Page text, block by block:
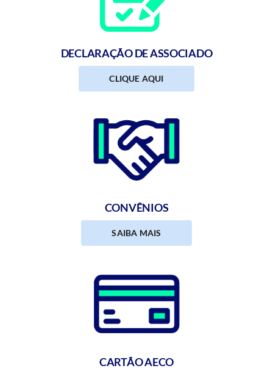
DECLARAÇÃO DE ASSOCIADO
CLIQUE AQUI
CONVÊNIOS
SAIBA MAIS
CARTÃO AECO